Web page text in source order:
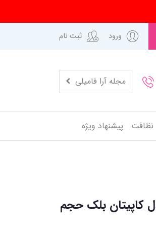
ورود ثبت نام
مجله آرا فامیلی
نظافت پیشنهاد ویژه
کاپیتان بلک حجم